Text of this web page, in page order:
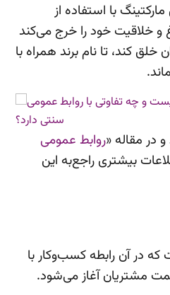
با استفاده از
و خلاقیت خود را خرج می‌کند
خلق کند، تا نام برند همراه با
در مقاله «روابط عمومی
بیشتری راجع‌به این
که در آن رابطه کسب‌وکار با
مشتریان آغاز می‌شود.